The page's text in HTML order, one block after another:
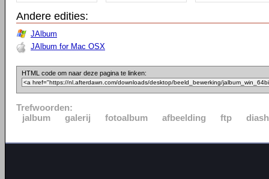
Andere edities:
JAlbum
JAlbum for Mac OSX
HTML code om naar deze pagina te linken:
Trefwoorden:
jalbum
galerij fotoalbum afbeelding ftp